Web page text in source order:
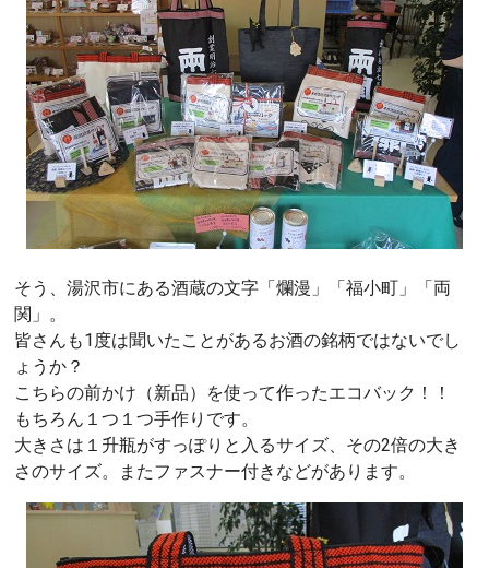
そう、湯沢市にある酒蔵の文字「爛漫」「福小町」「両
関」。
皆さんも1度は聞いたことがあるお酒の銘柄ではないでし
ょうか？
こちらの前かけ（新品）を使って作ったエコバック！！
もちろん１つ１つ手作りです。
大きさは１升瓶がすっぽりと入るサイズ、その2倍の大き
さのサイズ。またファスナー付きなどがあります。